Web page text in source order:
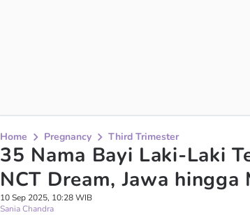
Home Pregnancy Third Trimester
35 Nama Bayi Laki-Laki
NCT Dream, Jawa hingga
10 Sep 2025, 10:28 WIB
Sania Chandra